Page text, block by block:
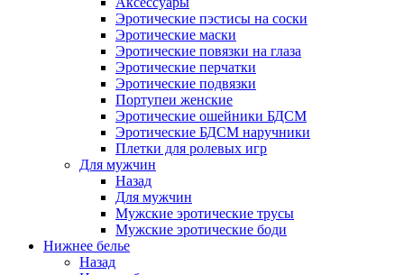
Эротические пэстисы на соски
Эротические маски
Эротические повязки на глаза
Эротические перчатки
Эротические подвязки
Портупеи женские
Эротические ошейники БДСМ
Эротические БДСМ наручники
Плетки для ролевых игр
Для мужчин
Назад
Для мужчин
Мужские эротические трусы
Мужские эротические боди
Нижнее белье
Назад